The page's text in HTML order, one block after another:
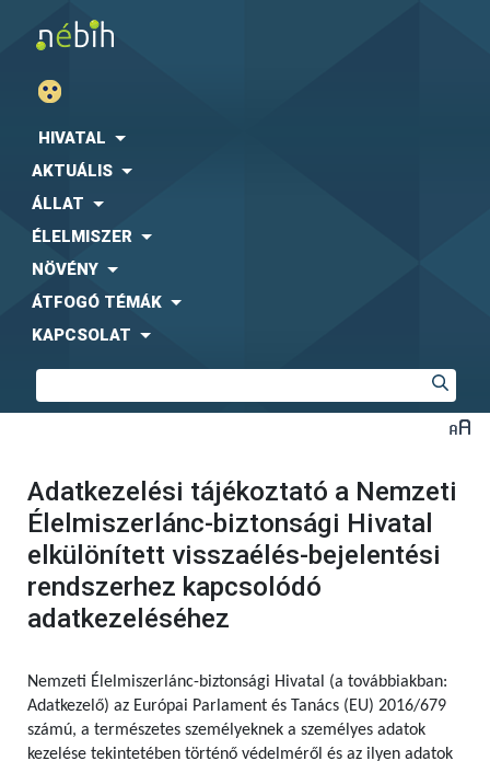
HIVATAL
AKTUÁLIS
ÁLLAT
ÉLELMISZER
NÖVÉNY
ÁTFOGÓ TÉMÁK
KAPCSOLAT
Adatkezelési tájékoztató a Nemzeti
Élelmiszerlánc-biztonsági Hivatal
elkülönített visszaélés-bejelentési
rendszerhez kapcsolódó
adatkezeléséhez
Nemzeti Élelmiszerlánc-biztonsági Hivatal (a továbbiakban:
Adatkezelő) az Európai Parlament és Tanács (EU) 2016/679
számú, a természetes személyeknek a személyes adatok
kezelése tekintetében történő védelméről és az ilyen adatok